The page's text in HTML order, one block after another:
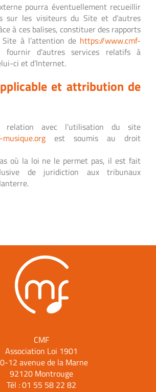
pourra éventuellement recueillir
sur les visiteurs du Site et d’autres
à ces balises, constituer des rapports
à l’attention de https://www.cmf-
d’autres services relatifs à
ci et d’Internet.
et attribution de
avec l’utilisation du site
est soumis au droit
où la loi ne le permet pas, il est fait
de juridiction aux tribunaux
CMF
Association Loi 1901
12 avenue de la Marne
92120 Montrouge
Tél :01 55 58 22 82